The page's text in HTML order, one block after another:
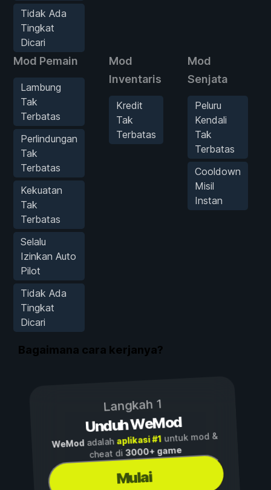
Tidak Ada
Tingkat
Dicari
Mod Pemain
Lambung
Tak
Terbatas
Perlindungan
Tak
Terbatas
Kekuatan
Tak
Terbatas
Selalu
Izinkan Auto
Pilot
Tidak Ada
Tingkat
Dicari
Mod
Inventaris
Kredit
Tak
Terbatas
Mod
Senjata
Peluru
Kendali
Tak
Terbatas
Cooldown
Misil
Instan
Bagaimana cara kerjanya?
Langkah 1
Unduh WeMod
WeModadalah aplikasi #1untuk mod &
cheat di3000+ game
Mulai